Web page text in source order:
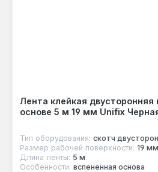
Лента клейкая двусторонняя
основе 5 м 19 мм Unifix
Тип оборудования: скотч
Размер рабочей поверхности: 19 мм
Длина ленты: 5 м
Особенности: вспененная основа